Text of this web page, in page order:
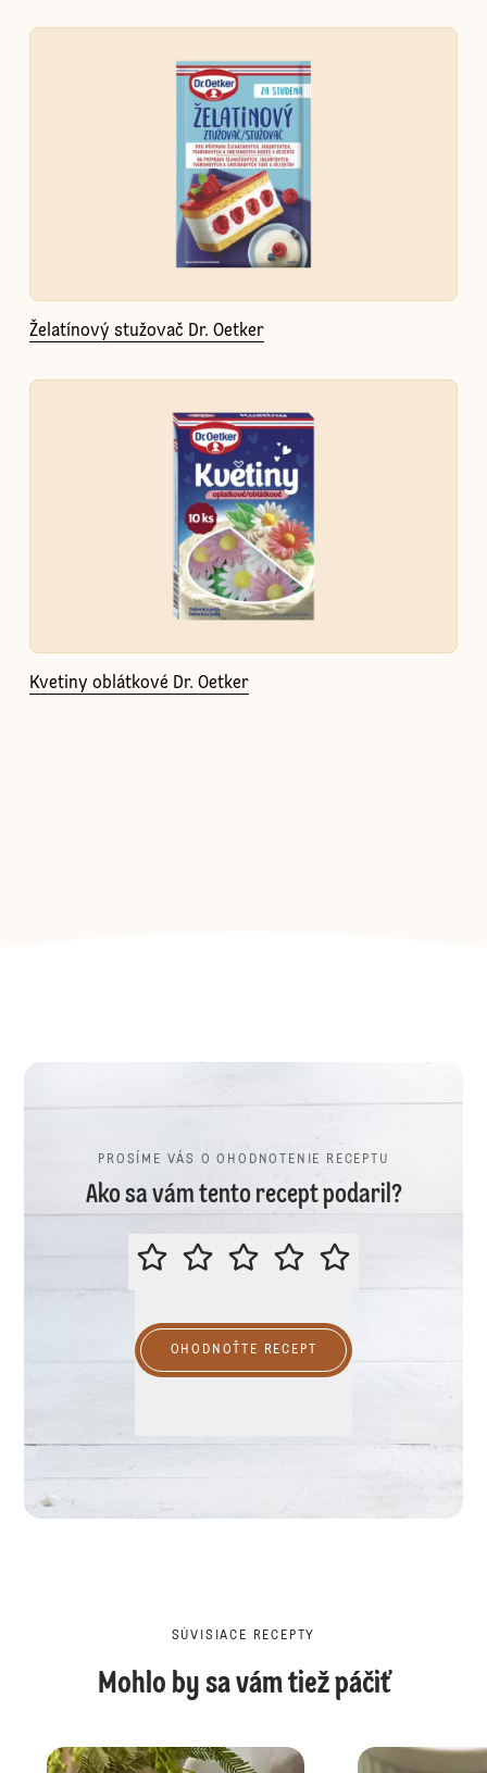
Želatínový stužovač Dr. Oetker
Kvetiny oblátkové Dr. Oetker
PROSÍME VÁS O OHODNOTENIE RECEPTU
Ako sa vám tento recept podaril?
PROSÍME VÁS O OHODNOTENIE
OHODNOŤTE RECEPT
SÚVISIACE RECEPTY
Mohlo by sa vám tiež páčiť